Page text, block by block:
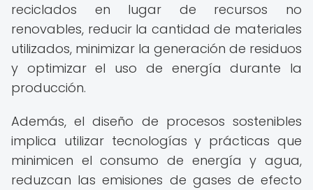
reciclados en lugar de recursos no
renovables, reducir la cantidad de materiales
utilizados, minimizar la generación de residuos
y optimizar el uso de energía durante la
producción.
Además, el diseño de procesos sostenibles
implica utilizar tecnologías y prácticas que
minimicen el consumo de energía y agua,
reduzcan las emisiones de gases de efecto